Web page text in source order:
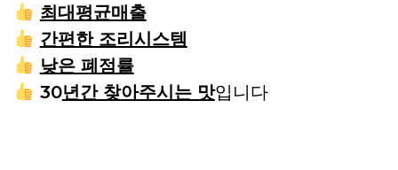
최대평균매출
간편한 조리시스템
낮은 폐점률
30년간 찾아주시는 맛입니다